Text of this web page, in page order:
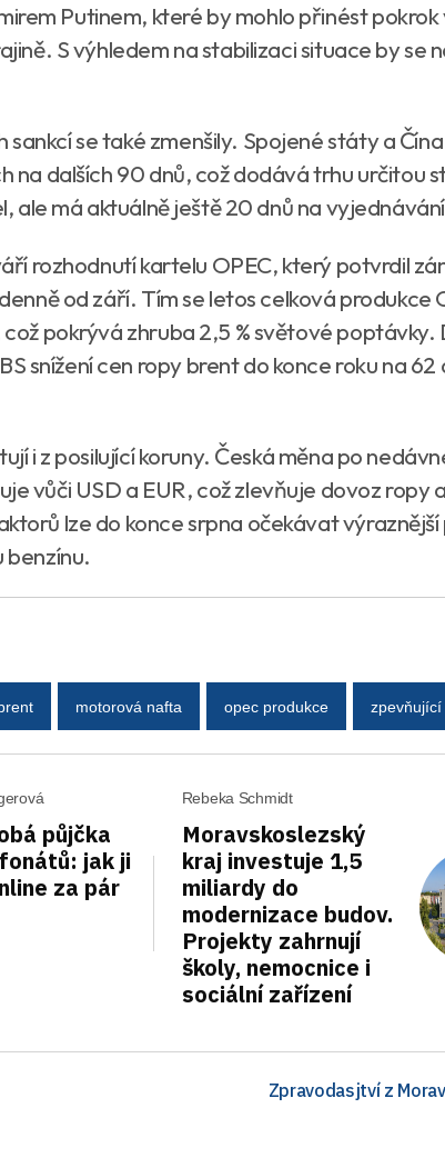
Putinem, které by mohlo přinést pokrok
S výhledem na stabilizaci situace by se
se také zmenšily. Spojené státy a
na dalších 90 dnů, což dodává trhu určitou
ale má aktuálně ještě 20 dnů na
rozhodnutí kartelu OPEC, který potvrdil
od září. Tím se letos celková produkce
pokrývá zhruba 2,5 % světové poptávky.
snížení cen ropy brent do konce roku na 62
i z posilující koruny. Česká měna po
vůči USD a EUR, což zlevňuje dovoz ropy
lze do konce srpna očekávat výraznější
benzínu.
motorová nafta opec produkce zpevňující
půjčka
jak ji
za pár
Rebeka Schmidt
Moravskoslezský
kraj investuje 1,5
miliardy do
modernizace budov.
Projekty zahrnují
školy, nemocnice i
sociální zařízení
Zpravodasjtví z